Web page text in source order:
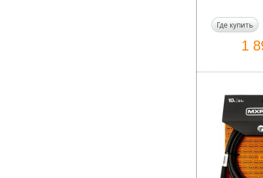
Где купить
1